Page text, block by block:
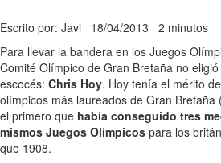
Escrito por: Javi 18/04/2013 2 minutos
Para llevar la bandera en los Juegos
Comité Olímpico de Gran Bretaña no
escocés: Chris Hoy. Hoy tenía el mérito
olímpicos más laureados de Gran Bretaña
el primero que había conseguido tres
mismos Juegos Olímpicos para los
que 1908.